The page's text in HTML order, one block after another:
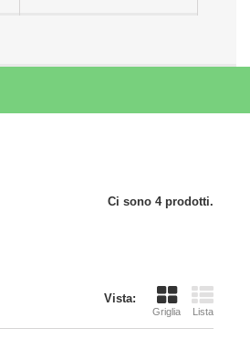
Ci sono 4 prodotti.
Vista:
Griglia Lista